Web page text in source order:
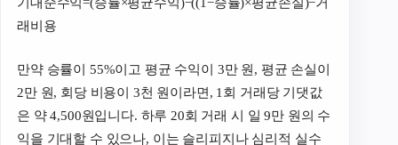
기대순수익=(승률×평균수익)−((1−승률)×평균손실)−거
래비용
만약 승률이 55%이고 평균 수익이 3만 원, 평균 손실이
2만 원, 회당 비용이 3천 원이라면, 1회 거래당 기댓값
은 약 4,500원입니다. 하루 20회 거래 시 일 9만 원의 수
익을 기대할 수 있으나, 이는 슬리피지나 심리적 실수